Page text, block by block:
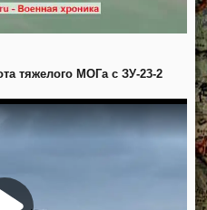
тяжелого МОГа с ЗУ-23-2